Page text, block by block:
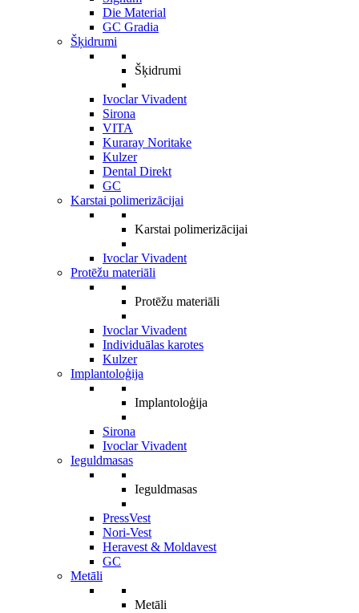
Die Material
GC Gradia
Šķidrumi
Šķidrumi
Ivoclar Vivadent
Sirona
VITA
Kuraray Noritake
Kulzer
Dental Direkt
GC
Karstai polimerizācijai
Karstai polimerizācijai
Ivoclar Vivadent
Protēžu materiāli
Protēžu materiāli
Ivoclar Vivadent
Individuālas karotes
Kulzer
Implantoloģija
Implantoloģija
Sirona
Ivoclar Vivadent
Ieguldmasas
Ieguldmasas
PressVest
Nori-Vest
Heravest & Moldavest
GC
Metāli
Metāli